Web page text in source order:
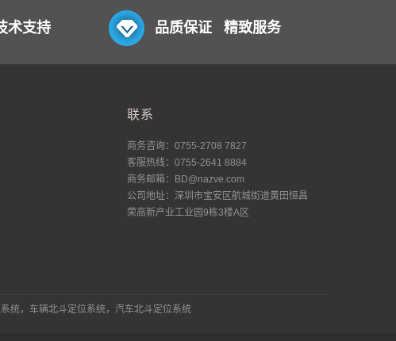
术支持 品质保证 精致服务
联系
商务咨询：0755-2708 7827
客服热线：0755-2641 8884
商务邮箱：BD@nazve.com
公司地址：深圳市宝安区航城街道黄田恒昌
荣高新产业工业园9栋3楼A区
统，车辆北斗定位系统，汽车北斗定位系统